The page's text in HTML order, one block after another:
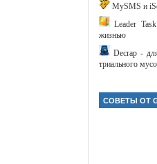
MySMS и
Leader
жизнью
Decrap -
триального
СОВЕТЫ ОТ